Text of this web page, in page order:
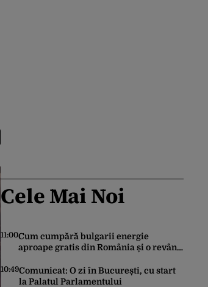
Cele Mai Noi
11:00Cum cumpără bulgarii energie
aproape gratis din România și o revând
sunt noii „băieți deștepți” din energie
de la sud de Dunăre
10:49Comunicat: O zi în București, cu start
la Palatul Parlamentului